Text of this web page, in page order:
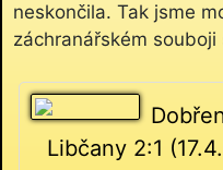
neskončila. Tak jsme
záchranářském
Libčany 2:1